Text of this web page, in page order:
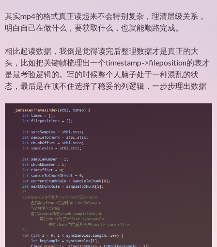
其实mp4的格式真正读起来不会特别复杂，理清层级关系，
明白自己在做什么，要获取什么，也就能顺路完成。
相比起读数据，我倒是觉得读完后整理数据才是真正的大
头，比如把关键帧梳理出一个timestamp->fileposition的表才
是最考验逻辑的。写的时候整个人脑子处于一种混乱的状
态，最后是在顶不住选择了稳妥的列逻辑，一步步理出数据